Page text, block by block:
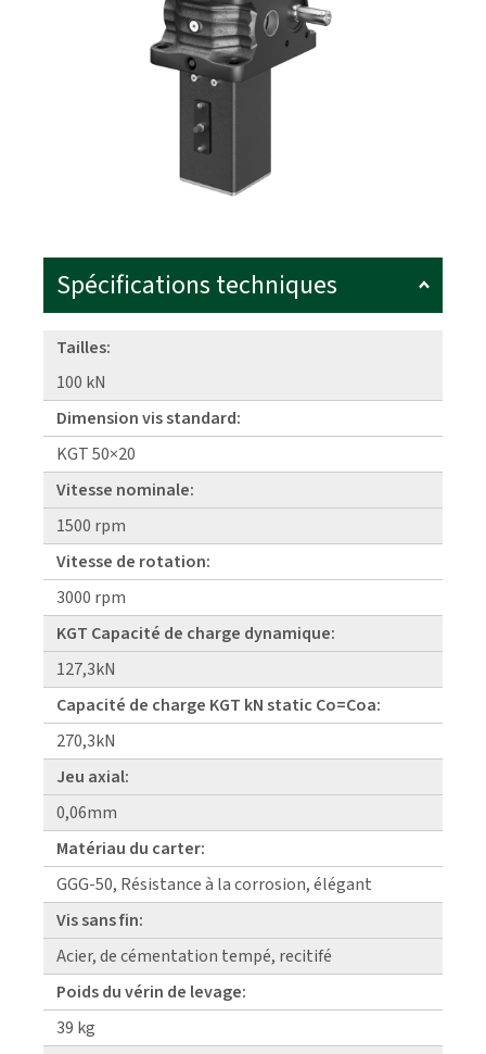
Spécifications techniques
Tailles:
100 kN
Dimension vis standard:
KGT 50×20
Vitesse nominale:
1500 rpm
Vitesse de rotation:
3000 rpm
KGT Capacité de charge dynamique:
127,3kN
Capacité de charge KGT kN static Co=Coa:
270,3kN
Jeu axial:
0,06mm
Matériau du carter:
GGG-50, Résistance à la corrosion, élégant
Vis sans fin:
Acier, de cémentation tempé, recitifé
Poids du vérin de levage:
39 kg